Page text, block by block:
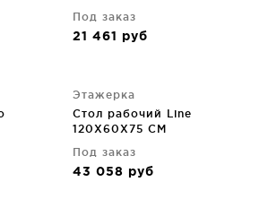
Под заказ
21 461 руб
Этажерка
Стол рабочий Line
120X60X75 CM
Под заказ
43 058 руб